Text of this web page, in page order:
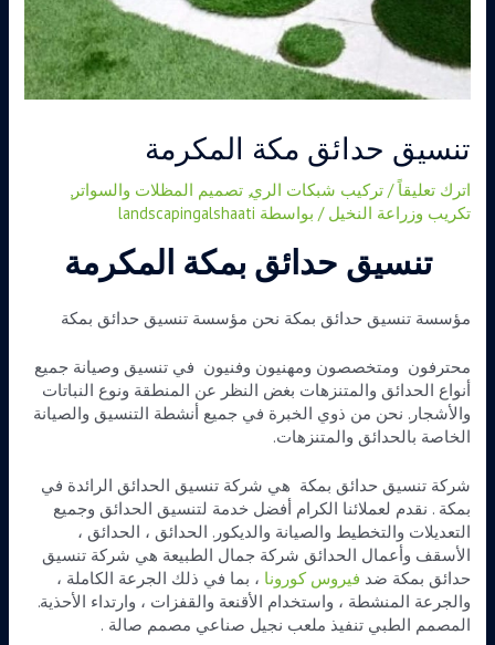
تنسيق حدائق مكة المكرمة
اترك تعليقاً /تركيب شبكات الري,تصميم المظلات والسواتر,
تكريب وزراعة النخيل / بواسطة landscapingalshaati
تنسيق حدائق بمكة المكرمة
مؤسسة تنسيق حدائق بمكة نحن مؤسسة تنسيق حدائق بمكة
محترفون ومتخصصون ومهنيون وفنيون في تنسيق وصيانة جميع
أنواع الحدائق والمتنزهات بغض النظر عن المنطقة ونوع النباتات
والأشجار. نحن من ذوي الخبرة في جميع أنشطة التنسيق والصيانة
الخاصة بالحدائق والمتنزهات.
شركة تنسيق حدائق بمكة هي شركة تنسيق الحدائق الرائدة في
بمكة . نقدم لعملائنا الكرام أفضل خدمة لتنسيق الحدائق وجميع
التعديلات والتخطيط والصيانة والديكور. الحدائق ، الحدائق ،
الأسقف وأعمال الحدائق شركة جمال الطبيعة هي شركة تنسيق
حدائق بمكة ضد فيروس كورونا ، بما في ذلك الجرعة الكاملة ،
والجرعة المنشطة ، واستخدام الأقنعة والقفزات ، وارتداء الأحذية.
المصمم الطبي تنفيذ ملعب نجيل صناعي مصمم صالة .